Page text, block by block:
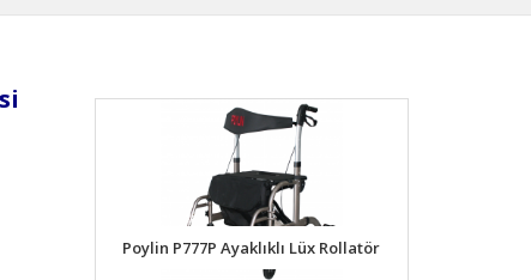
Poylin P777P Ayaklıklı Lüx Rollatör